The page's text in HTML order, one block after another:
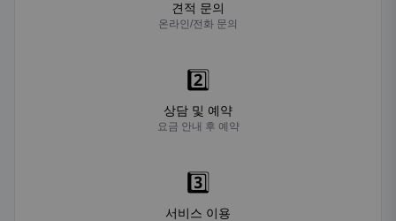
견적 문의
온라인/전화 문의
2️⃣
상담 및 예약
요금 안내 후 예약
3️⃣
서비스 이용